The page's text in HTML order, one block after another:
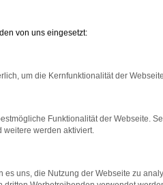
bestimmter Seiten
beheben.
auf dem neuesten Stand
kann auch dazu führen,
von uns eingesetzt:
um die Kernfunktionalität der
Funktionalität der Webseite.
weitere werden aktiviert.
es uns, die Nutzung der Webseite zu